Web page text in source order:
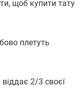
щоб купити тату
плетуть
2/3 своєї